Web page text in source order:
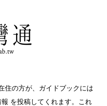
住の方が、ガイドブックには
を投稿してくれます。これ